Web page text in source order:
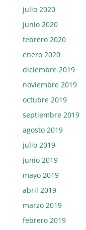
julio 2020
junio 2020
febrero 2020
enero 2020
diciembre 2019
noviembre 2019
octubre 2019
septiembre 2019
agosto 2019
julio 2019
junio 2019
mayo 2019
abril 2019
marzo 2019
febrero 2019